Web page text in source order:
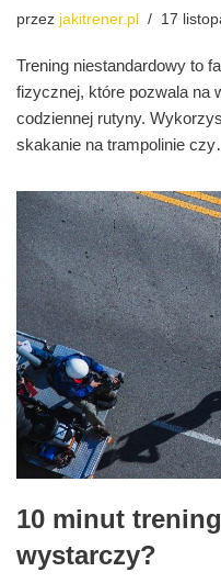
przez jakitrener.pl 17
Trening niestandardowy to
fizycznej, które pozwala na
codziennej rutyny.
skakanie na trampolinie
10 minut
wystarczy?